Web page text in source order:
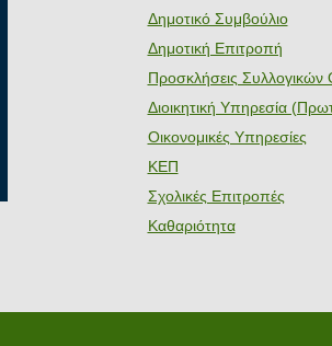
Δημοτικό Συμβούλιο
Δημοτική Επιτροπή
Προσκλήσεις
Διοικητική Υπηρεσία
Οικονομικές Υπηρεσίες
ΚΕΠ
Σχολικές Επιτροπές
Καθαριότητα